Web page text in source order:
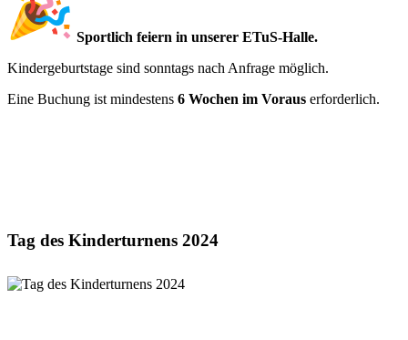
Sportlich feiern in unserer ETuS-Halle.
Kindergeburtstage sind sonntags nach Anfrage möglich.
Eine Buchung ist mindestens 6 Wochen im Voraus erforderlich.
Tag des Kinderturnens 2024